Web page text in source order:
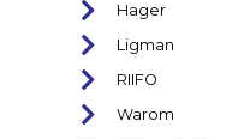
Hager
Ligman
RIIFO
Warom